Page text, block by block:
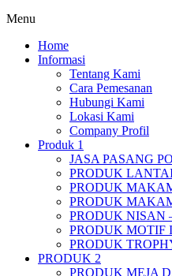
Menu
Home
Informasi
Tentang Kami
Cara Pemesanan
Hubungi Kami
Lokasi Kami
Company Profil
Produk 1
JASA PASANG
PRODUK
PRODUK
PRODUK
PRODUK NISAN
PRODUK MOTIF
PRODUK
PRODUK 2
PRODUK MEJA